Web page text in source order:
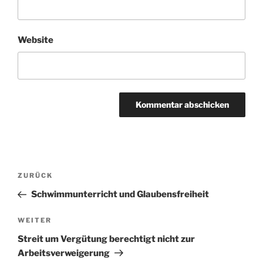
Website
Beitragsnavigation
Vorheriger
Beitrag
ZURÜCK
Schwimmunterricht und Glaubensfreiheit
Nächster
Beitrag
WEITER
Streit um Vergütung berechtigt nicht zur
Arbeitsverweigerung